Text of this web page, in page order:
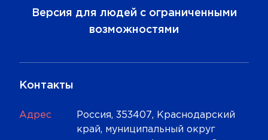
Версия для людей с ограниченными
возможностями
Контакты
Адрес
Россия, 353407, Краснодарский
край, муниципальный округ